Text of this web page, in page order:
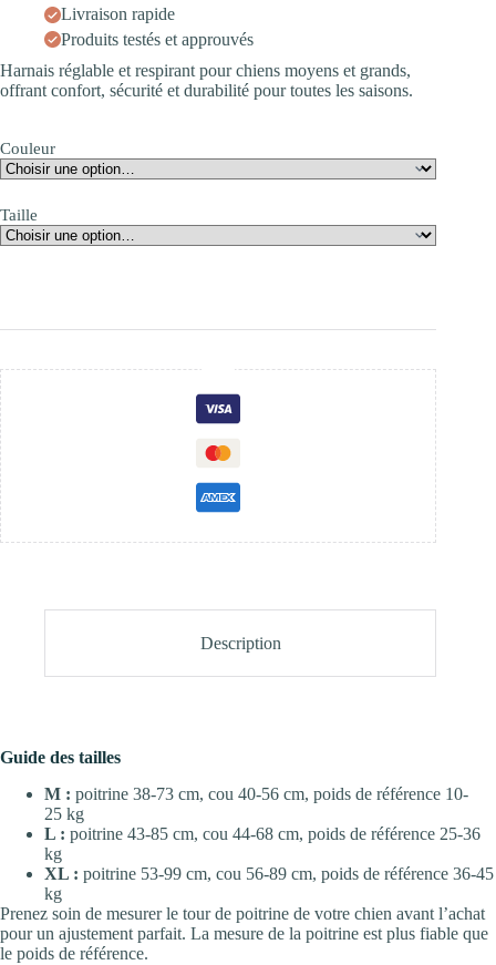
Livraison rapide
Produits testés et approuvés
Harnais réglable et respirant pour chiens moyens et grands,
offrant confort, sécurité et durabilité pour toutes les saisons.
Couleur
Taille
Description
Guide des tailles
M : poitrine 38-73 cm, cou 40-56 cm, poids de référence 10-
25 kg
L : poitrine 43-85 cm, cou 44-68 cm, poids de référence 25-36
kg
XL : poitrine 53-99 cm, cou 56-89 cm, poids de référence 36-45
kg
Prenez soin de mesurer le tour de poitrine de votre chien avant l’achat
pour un ajustement parfait. La mesure de la poitrine est plus fiable que
le poids de référence.